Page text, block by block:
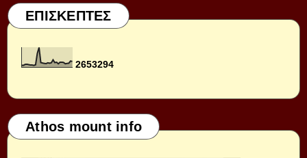
ΕΠΙΣΚΕΠΤΕΣ
2653294
Athos mount info